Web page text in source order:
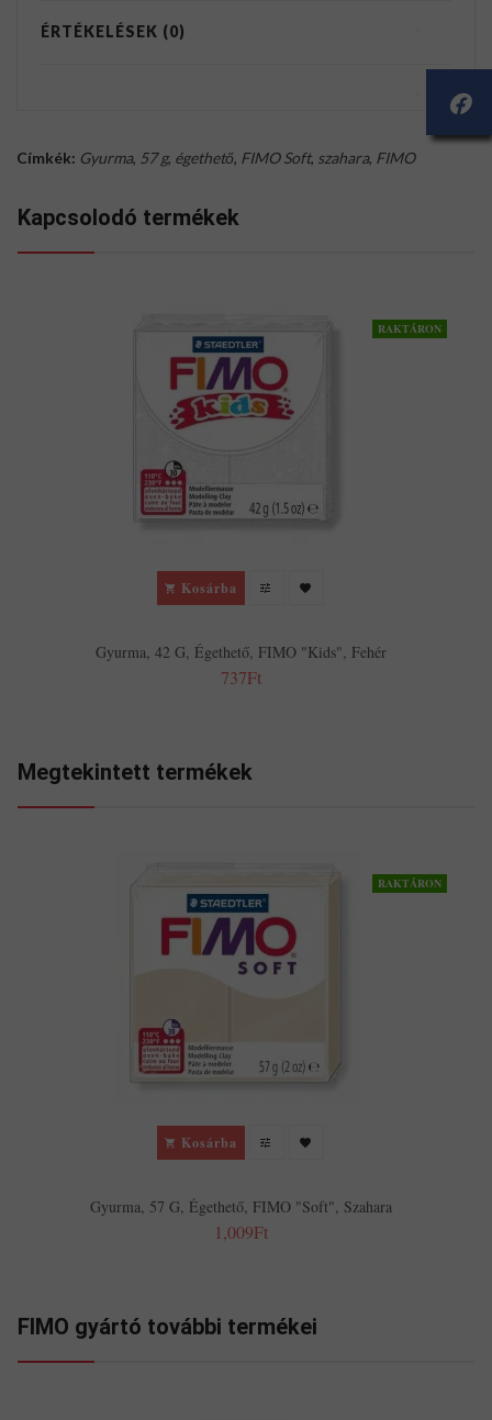
ÉRTÉKELÉSEK (0)
Címkék: Gyurma, 57 g, égethető, FIMO Soft, szahara, FIMO
Kapcsolodó termékek
RAKTÁRON
Kosárba
Gyurma, 42 G, Égethető, FIMO "Kids", Fehér
737Ft
Megtekintett termékek
RAKTÁRON
Kosárba
Gyurma, 57 G, Égethető, FIMO "Soft", Szahara
1,009Ft
FIMO gyártó további termékei